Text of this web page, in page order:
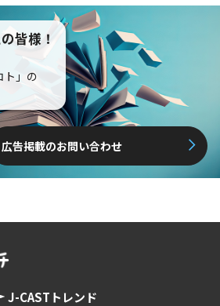
皆様！
ト」の
広告掲載のお問い合わせ
J-CASTトレンド